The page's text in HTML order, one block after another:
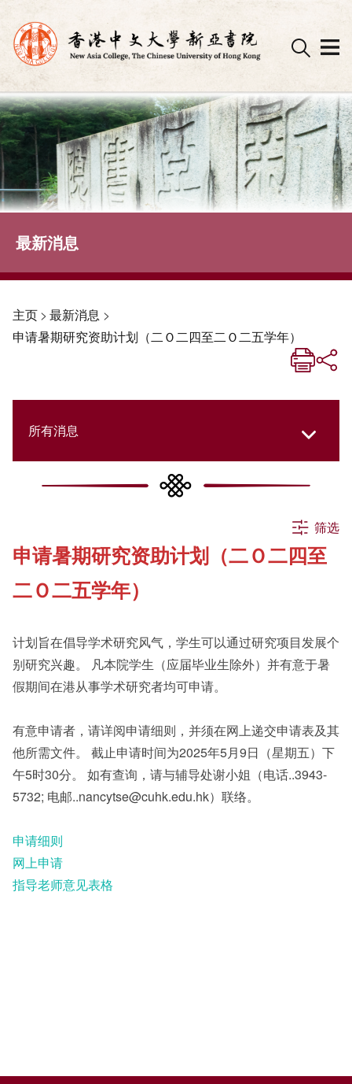
Skip
to
content
最新消息
主页> 最新消息 >
申请暑期研究资助计划（二Ｏ二四至二Ｏ二五学年）
所有消息
所有消息
活动
公告
其他
筛选
申请暑期研究资助计划（二Ｏ二四至
二Ｏ二五学年）
计划旨在倡导学术研究风气，学生可以通过研究项目发展个
别研究兴趣。 凡本院学生（应届毕业生除外）并有意于暑
假期间在港从事学术研究者均可申请。
有意申请者，请详阅申请细则，并须在网上递交申请表及其
他所需文件。 截止申请时间为2025年5月9日（星期五）下
午5时30分。 如有查询，请与辅导处谢小姐（电话..3943-
5732; 电邮..nancytse@cuhk.edu.hk）联络。
申请细则
网上申请
指导老师意见表格